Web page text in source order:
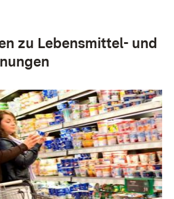
zu Lebensmittel- und